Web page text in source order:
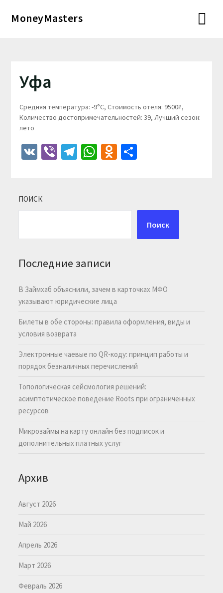
MoneyMasters
Уфа
Средняя температура: -9°C, Стоимость отеля: 9500₽,
Количество достопримечательностей: 39, Лучший сезон:
лето
VKViberTelegram
WhatsApp
Odnoklassniki
Отправить
ПОИСК
Поиск
Последние записи
В Займхаб объяснили, зачем в карточках МФО
указывают юридические лица
Билеты в обе стороны: правила оформления, виды и
условия возврата
Электронные чаевые по QR-коду: принцип работы и
порядок безналичных перечислений
Топологическая сейсмология решений:
асимптотическое поведение Roots при ограниченных
ресурсов
Микрозаймы на карту онлайн без подписок и
дополнительных платных услуг
Архив
Август 2026
Май 2026
Апрель 2026
Март 2026
Февраль 2026